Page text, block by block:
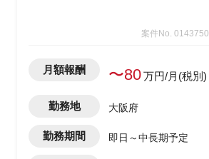
案件No. 0143750
月額報酬 〜80万円/月(税別)
勤務地 大阪府
勤務期間 即日～中長期予定